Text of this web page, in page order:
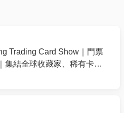
| 原價: $1,755.6
| 原價: $1,359.6
2位，必須為相同票種，即
長者送長者，優惠已包加
聯絡。
或申請退款嗎？
款，如需更多協助，請電
。
$1即可賺取1「01積
Trading Card Show｜門票
集結全球收藏家、稀有卡
、集換式卡牌遊戲、航海王等